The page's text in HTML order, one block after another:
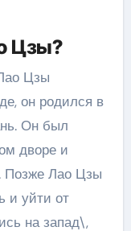
Цзы?
Цзы
он родился в
Он был
дворе и
Позже Лао Цзы
и уйти от
на запад\,